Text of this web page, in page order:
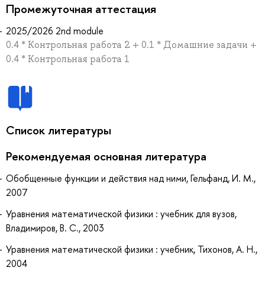
Промежуточная аттестация
2025/2026 2nd module
0.4 * Контрольная работа 2 + 0.1 * Домашние задачи +
0.4 * Контрольная работа 1
Список литературы
Рекомендуемая основная литература
Обобщенные функции и действия над ними, Гельфанд, И. М.,
2007
Уравнения математической физики : учебник для вузов,
Владимиров, В. С., 2003
Уравнения математической физики : учебник, Тихонов, А. Н.,
2004